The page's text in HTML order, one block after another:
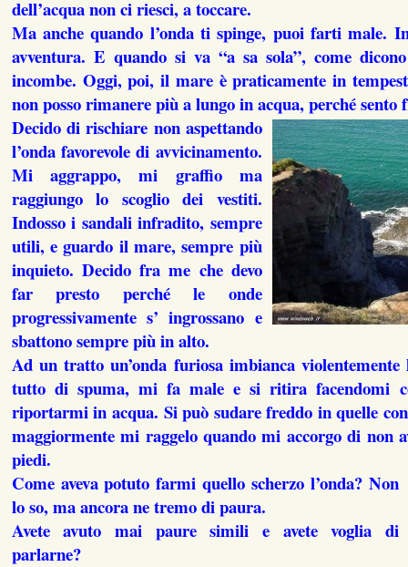
dell’acqua non ci riesci, a toccare.
Ma anche quando l’onda ti spinge, puoi farti male.
avventura. E quando si va “a sa sola”, come
incombe. Oggi, poi, il mare è praticamente in
non posso rimanere più a lungo in acqua, perché sento
Decido di rischiare non aspettando
l’onda favorevole di avvicinamento.
Mi aggrappo, mi graffio ma
raggiungo lo scoglio dei vestiti.
Indosso i sandali infradito, sempre
utili, e guardo il mare, sempre più
inquieto. Decido fra me che devo
far presto perché le onde
progressivamente s’ ingrossano e
sbattono sempre più in alto.
Ad un tratto un’onda furiosa imbianca
tutto di spuma, mi fa male e si ritira facendomi
riportarmi in acqua. Si può sudare freddo in quelle
maggiormente mi raggelo quando mi accorgo di non
piedi.
Come aveva potuto farmi quello scherzo l’onda? Non
lo so, ma ancora ne tremo di paura.
Avete avuto mai paure simili e avete voglia di
parlarne?